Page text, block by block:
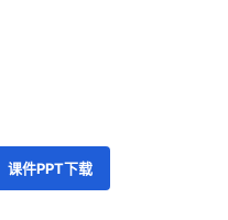
课件PPT下载